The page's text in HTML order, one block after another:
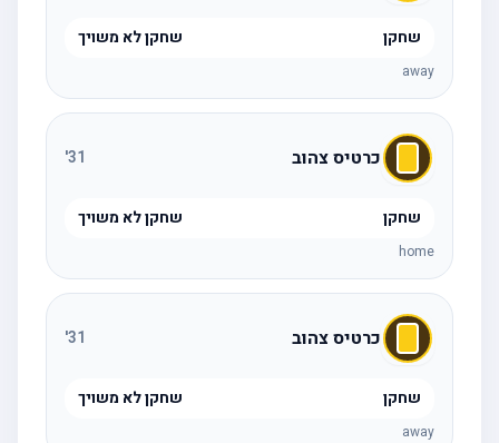
שחקן שחקן לא משויך
away
כרטיס צהוב 31
'
שחקן שחקן לא משויך
home
כרטיס צהוב 31
'
שחקן שחקן לא משויך
away